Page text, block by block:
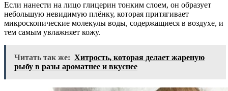
Если нанести на лицо глицерин тонким слоем, он образует
небольшую невидимую плёнку, которая притягивает
микроскопические молекулы воды, содержащиеся в воздухе, и
тем самым увлажняет кожу.
Читать так же: Хитрость, которая делает жареную
рыбу в разы ароматнее и вкуснее